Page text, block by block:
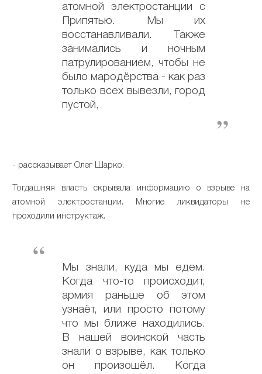
атомной электростанции с
Припятью. Мы их
восстанавливали. Также
занимались и ночным
патрулированием, чтобы не
было мародёрства - как раз
только всех вывезли, город
пустой,
- рассказывает Олег Шарко.
Тогдашняя власть скрывала информацию о взрыве на
атомной электростанции. Многие ликвидаторы не
проходили инструктаж.
Мы знали, куда мы едем.
Когда что-то происходит,
армия раньше об этом
узнаёт, или просто потому
что мы ближе находились.
В нашей воинской часть
знали о взрыве, как только
он произошёл. Когда